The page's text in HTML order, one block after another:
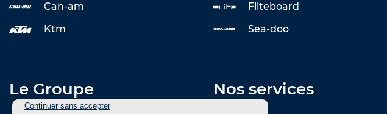
Can-am Fliteboard
Ktm
Sea-doo
Le Groupe Nos services